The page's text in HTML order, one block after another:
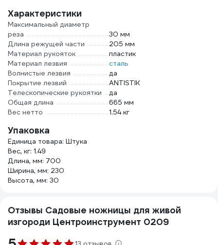
Характеристики
Максимальный диаметр
реза
30 мм
Длина режущей части
205 мм
Материал рукояток
пластик
Материал лезвия
сталь
Волнистые лезвия
да
Покрытие лезвий
ANTISTIK
Телескопические рукоятки
да
Общая длина
665 мм
Вес нетто
1.54 кг
Упаковка
Единица товара: Штука
Вес, кг: 1.49
Длина, мм: 700
Ширина, мм: 230
Высота, мм: 30
Отзывы Садовые ножницы для живой
изгороди Центроинструмент 0209